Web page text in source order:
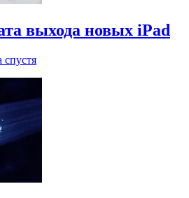
выхода новых iPad
спустя